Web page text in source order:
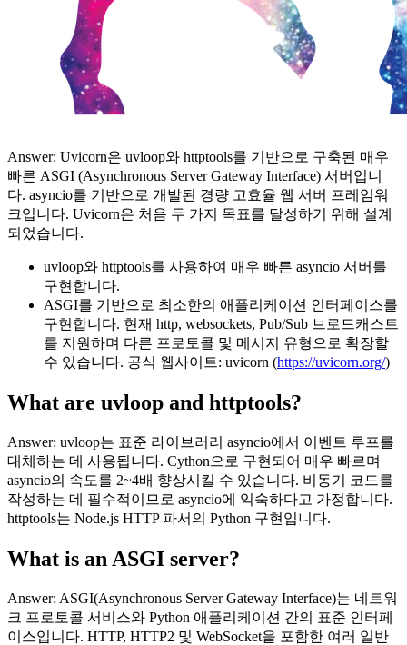
Answer: Uvicorn은 uvloop와 httptools를 기반으로 구축된 매우
빠른 ASGI (Asynchronous Server Gateway Interface) 서버입니
다. asyncio를 기반으로 개발된 경량 고효율 웹 서버 프레임워
크입니다. Uvicorn은 처음 두 가지 목표를 달성하기 위해 설계
되었습니다.
uvloop와 httptools를 사용하여 매우 빠른 asyncio 서버를
구현합니다.
ASGI를 기반으로 최소한의 애플리케이션 인터페이스를
구현합니다. 현재 http, websockets, Pub/Sub 브로드캐스트
를 지원하며 다른 프로토콜 및 메시지 유형으로 확장할
수 있습니다. 공식 웹사이트: uvicorn (https://uvicorn.org/)
What are uvloop and httptools?
Answer: uvloop는 표준 라이브러리 asyncio에서 이벤트 루프를
대체하는 데 사용됩니다. Cython으로 구현되어 매우 빠르며
asyncio의 속도를 2~4배 향상시킬 수 있습니다. 비동기 코드를
작성하는 데 필수적이므로 asyncio에 익숙하다고 가정합니다.
httptools는 Node.js HTTP 파서의 Python 구현입니다.
What is an ASGI server?
Answer: ASGI(Asynchronous Server Gateway Interface)는 네트워
크 프로토콜 서비스와 Python 애플리케이션 간의 표준 인터페
이스입니다. HTTP, HTTP2 및 WebSocket을 포함한 여러 일반